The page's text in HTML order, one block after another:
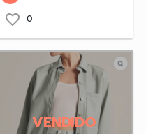
0
VENDIDO